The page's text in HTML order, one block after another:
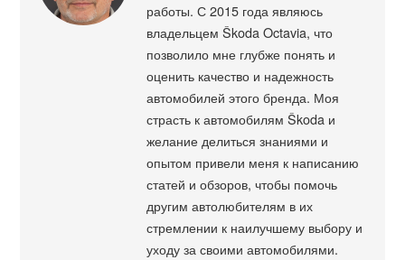
работы. С 2015 года являюсь
владельцем Škoda Octavia, что
позволило мне глубже понять и
оценить качество и надежность
автомобилей этого бренда. Моя
страсть к автомобилям Škoda и
желание делиться знаниями и
опытом привели меня к написанию
статей и обзоров, чтобы помочь
другим автолюбителям в их
стремлении к наилучшему выбору и
уходу за своими автомобилями.